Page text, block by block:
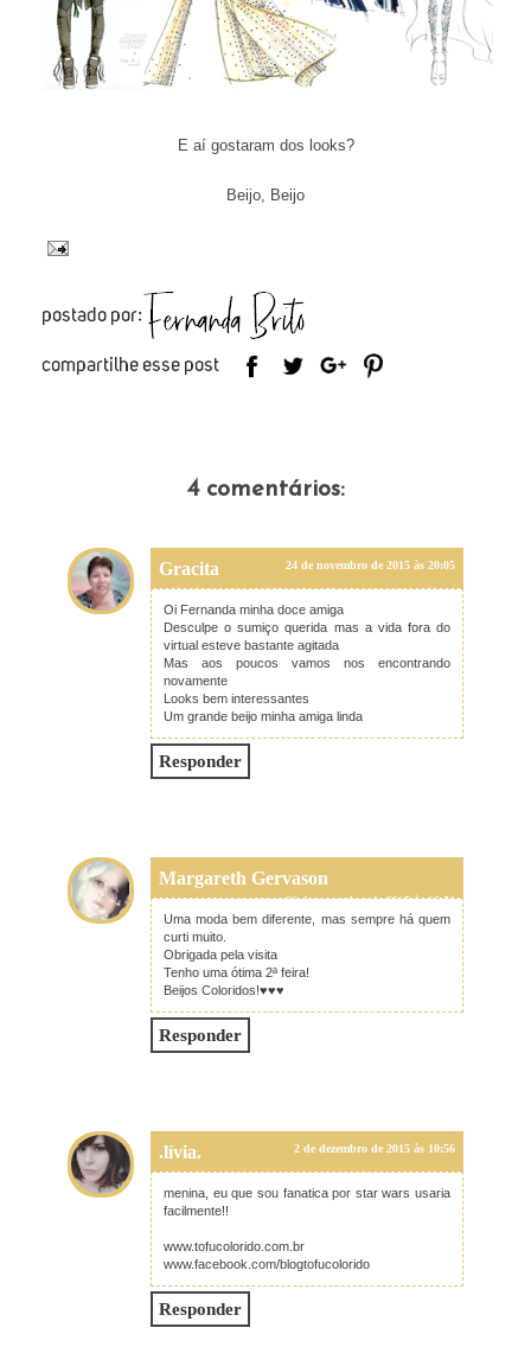
E aí gostaram dos looks?
Beijo, Beijo
4 comentários:
Gracita 24 de novembro de 2015 às 20:05
Oi Fernanda minha doce amiga
Desculpe o sumiço querida mas a vida fora do
virtual esteve bastante agitada
Mas aos poucos vamos nos encontrando
novamente
Looks bem interessantes
Um grande beijo minha amiga linda
Responder
Margareth Gervason
30 de novembro de 2015 às 06:51
Uma moda bem diferente, mas sempre há quem
curti muito.
Obrigada pela visita
Tenho uma ótima 2ª feira!
Beijos Coloridos!♥♥♥
Responder
.lívia. 2 de dezembro de 2015 às 10:56
menina, eu que sou fanatica por star wars usaria
facilmente!!
www.tofucolorido.com.br
www.facebook.com/blogtofucolorido
Responder